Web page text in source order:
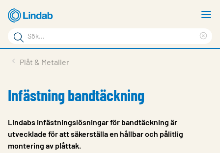
Hoppa
till
huvudinnehållet
Sökord
Sök
på
Service & Support
Om Lindab
Plåt & Metaller
Infästning bandtäckning
Lindabs infästningslösningar för bandtäckning är
utvecklade för att säkerställa en hållbar och pålitlig
montering av plåttak.